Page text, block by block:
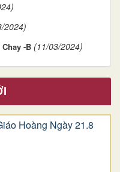
2024)
-B (11/03/2024)
Hoàng Ngày 21.8